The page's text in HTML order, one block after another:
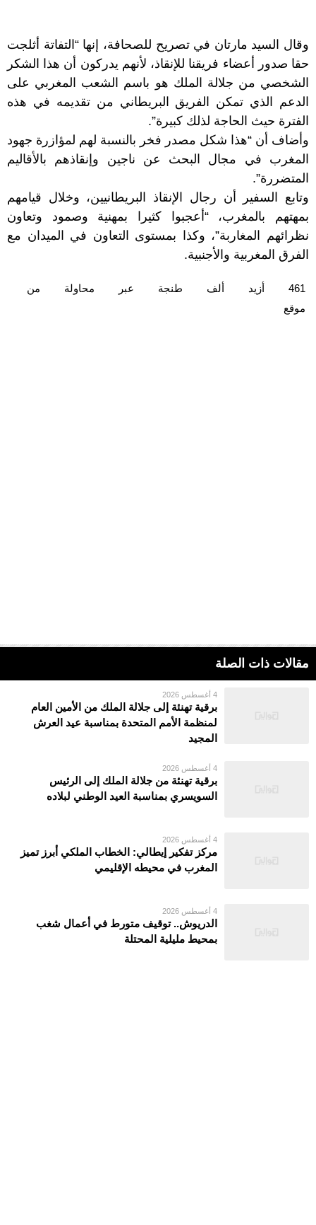
وقال السيد مارتان في تصريح للصحافة، إنها “التفاتة أثلجت
حقا صدور أعضاء فريقنا للإنقاذ، لأنهم يدركون أن هذا الشكر
الشخصي من جلالة الملك هو باسم الشعب المغربي على
الدعم الذي تمكن الفريق البريطاني من تقديمه في هذه
الفترة حيث الحاجة لذلك كبيرة”.
وأضاف أن “هذا شكل مصدر فخر بالنسبة لهم لمؤازرة جهود
المغرب في مجال البحث عن ناجين وإنقاذهم بالأقاليم
المتضررة”.
وتابع السفير أن رجال الإنقاذ البريطانيين، وخلال قيامهم
بمهتهم بالمغرب، “أعجبوا كثيرا بمهنية وصمود وتعاون
نظرائهم المغاربة”، وكذا بمستوى التعاون في الميدان مع
الفرق المغربية والأجنبية.
461 أزيد ألف طنجة عبر محاولة
من
موقع
مقالات ذات الصلة
4 أغسطس 2026
برقية تهنئة إلى جلالة الملك من الأمين العام
لمنظمة الأمم المتحدة بمناسبة عيد العرش
المجيد
4 أغسطس 2026
برقية تهنئة من جلالة الملك إلى الرئيس
السويسري بمناسبة العيد الوطني لبلاده
4 أغسطس 2026
مركز تفكير إيطالي: الخطاب الملكي أبرز تميز
المغرب في محيطه الإقليمي
4 أغسطس 2026
الدريوش.. توقيف متورط في أعمال شغب
بمحيط مليلية المحتلة